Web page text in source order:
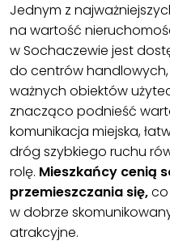
Jednym z
na wartość
w Sochaczewie jest
do centrów handlowych,
ważnych obiektów
znacząco podnieść
komunikacja miejska,
dróg szybkiego ruchu
rolę. Mieszkańcy cenią
przemieszczania się,co
w dobrze
atrakcyjne.